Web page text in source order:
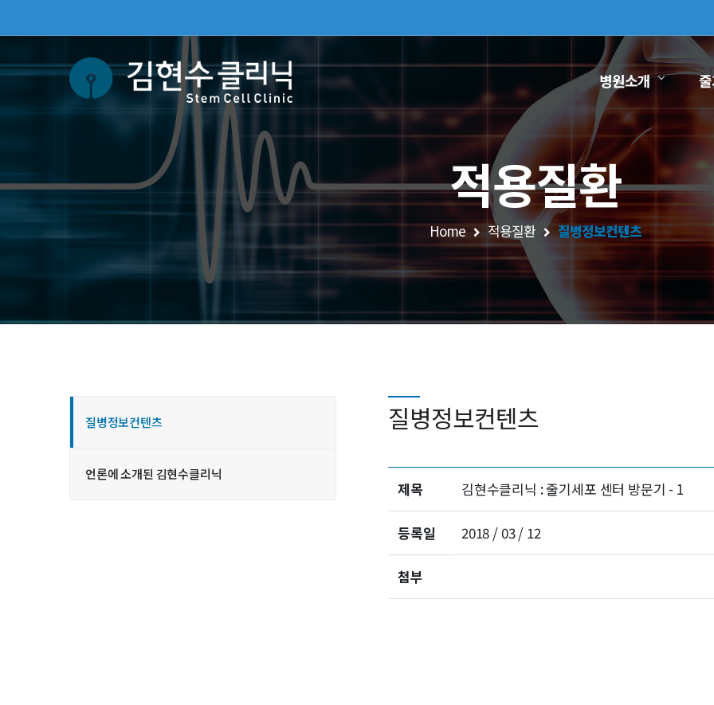
병원소개
적용질환
Home 적용질환 질병정보컨텐츠
질병정보컨텐츠
언론에 소개된 김현수클리닉
질병정보컨텐츠
제목 김현수클리닉 : 줄기세포 센터 방문기 - 1
등록일 2018 / 03 / 12
첨부